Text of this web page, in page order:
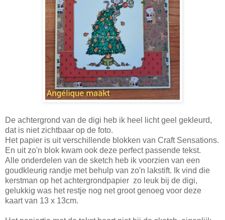
De achtergrond van de digi heb ik heel licht geel gekleurd,
dat is niet zichtbaar op de foto.
Het papier is uit verschillende blokken van Craft Sensations.
En uit zo'n blok kwam ook deze perfect passende tekst.
Alle onderdelen van de sketch heb ik voorzien van een
goudkleurig randje met behulp van zo'n lakstift. Ik vind die
kerstman op het achtergrondpapier zo leuk bij de digi,
gelukkig was het restje nog net groot genoeg voor deze
kaart van 13 x 13cm.